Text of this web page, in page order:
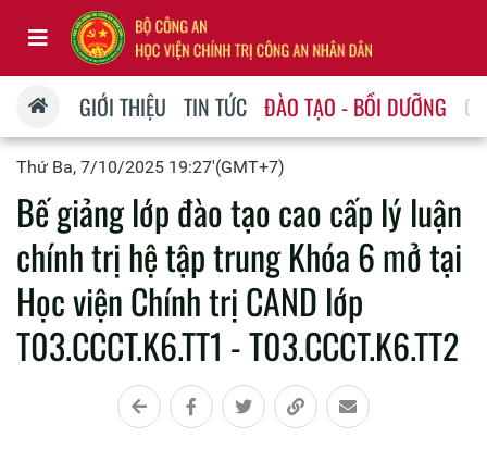
GIỚI THIỆU TIN TỨC ĐÀO TẠO - BỒI DƯỠNG
Thứ Ba, 7/10/2025 19:27'(GMT+7)
Bế giảng lớp đào tạo cao cấp lý luận
chính trị hệ tập trung Khóa 6 mở tại
Học viện Chính trị CAND lớp
T03.CCCT.K6.TT1 - T03.CCCT.K6.TT2